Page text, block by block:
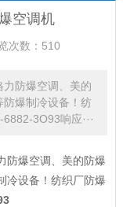
空调机
次数：510
防爆空调、美的
爆制冷设备！纺
3O93响应···
防爆空调、美的防爆
冷设备！纺织厂防爆